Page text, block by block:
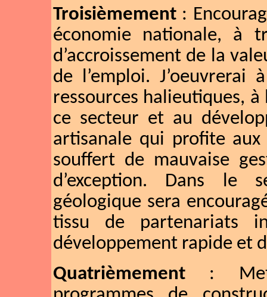
Troisièmement :
économie nationale, à
d’accroissement de la
de l’emploi.
ressources halieutiques,
ce secteur et au
artisanale qui profite
souffert de mauvaise
d’exception. Dans le
géologique sera
tissu de partenariats
développement rapide et
Quatrièmement :